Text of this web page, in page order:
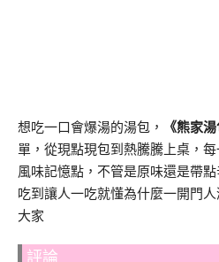
想吃一口會爆湯的湯包， 《熊家湯
單，從現點現包到熱騰騰上桌，
風味記憶點，不管是原味還是帶
吃到讓人一吃就懂為什麼一開門
大家
評論